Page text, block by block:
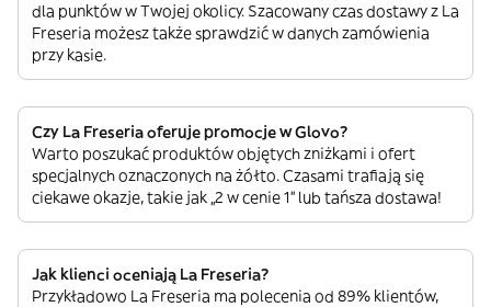
dla punktów w Twojej okolicy. Szacowany czas dostawy z La
Freseria możesz także sprawdzić w danych zamówienia
przy kasie.
Czy La Freseria oferuje promocje w Glovo?
Warto poszukać produktów objętych zniżkami i ofert
specjalnych oznaczonych na żółto. Czasami trafiają się
ciekawe okazje, takie jak „2 w cenie 1” lub tańsza dostawa!
Jak klienci oceniają La Freseria?
Przykładowo La Freseria ma polecenia od 89% klientów,